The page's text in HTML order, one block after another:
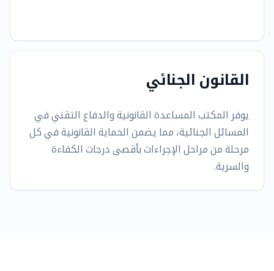
القانون الجنائي
يوفر المكتب المساعدة القانونية والدفاع التقني في
المسائل الجنائية، مما يضمن الحماية القانونية في كل
مرحلة من مراحل الإجراءات بأقصى درجات الكفاءة
والسرية.